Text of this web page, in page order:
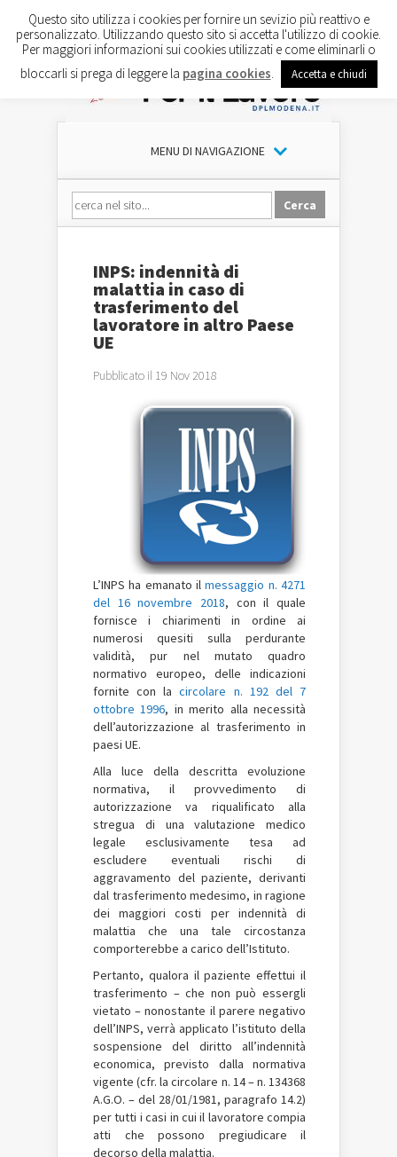
MENU DI NAVIGAZIONE
INPS: indennità di
malattia in caso di
trasferimento del
lavoratore in altro Paese
UE
Pubblicato il 19 Nov 2018
L’INPS ha emanato ilmessaggio n. 4271
del 16 novembre 2018, con il quale
fornisce i chiarimenti in ordine ai
numerosi quesiti sulla perdurante
validità, pur nel mutato quadro
normativo europeo, delle indicazioni
fornite con lacircolare n. 192 del 7
ottobre 1996, in merito alla necessità
dell’autorizzazione al trasferimento in
paesi UE.
Alla luce della descritta evoluzione
normativa, il provvedimento di
autorizzazione va riqualificato alla
stregua di una valutazione medico
legale esclusivamente tesa ad
escludere eventuali rischi di
aggravamento del paziente, derivanti
dal trasferimento medesimo, in ragione
dei maggiori costi per indennità di
malattia che una tale circostanza
comporterebbe a carico dell’Istituto.
Pertanto, qualora il paziente effettui il
trasferimento – che non può essergli
vietato – nonostante il parere negativo
dell’INPS, verrà applicato l’istituto della
sospensione del diritto all’indennità
economica, previsto dalla normativa
vigente (cfr. la circolare n. 14 – n. 134368
A.G.O. – del 28/01/1981, paragrafo 14.2)
per tutti i casi in cui il lavoratore compia
atti che possono pregiudicare il
decorso della malattia.
Questo sito utilizza i cookies per fornire un sevizio più reattivo e
personalizzato. Utilizzando questo sito si accetta l'utilizzo di cookie.
Per maggiori informazioni sui cookies utilizzati e come eliminarli o
bloccarli si prega di leggere la pagina cookies Accetta e chiudi